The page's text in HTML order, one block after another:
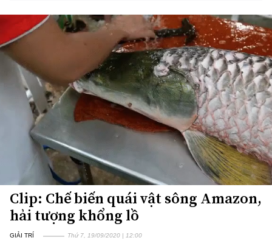
Clip: Chế biến quái vật sông Amazon,
hải tượng khổng lồ
GIẢI TRÍ Thứ 7, 19/09/2020 | 12:00